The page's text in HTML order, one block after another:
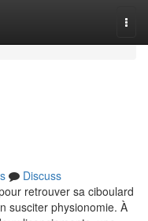
Discuss
retrouver sa ciboulard
susciter physionomie. À